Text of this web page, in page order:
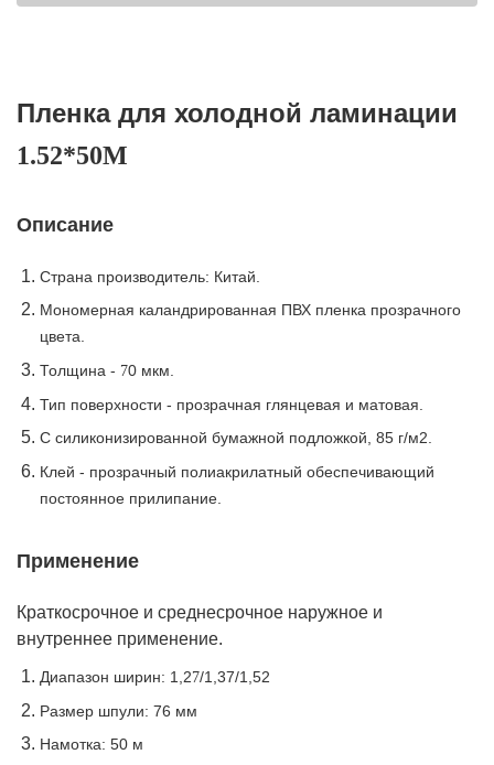
Пленка для холодной ламинации
1.52*50M
Описание
Страна производитель: Китай.
Мономерная каландрированная ПВХ пленка прозрачного
цвета.
Толщина - 70 мкм.
Тип поверхности - прозрачная глянцевая и матовая.
С силиконизированной бумажной подложкой, 85 г/м2.
Клей - прозрачный полиакрилатный обеспечивающий
постоянное прилипание.
Применение
Краткосрочное и среднесрочное наружное и
внутреннее применение.
Диапазон ширин: 1,27/1,37/1,52
Размер шпули: 76 мм
Намотка: 50 м